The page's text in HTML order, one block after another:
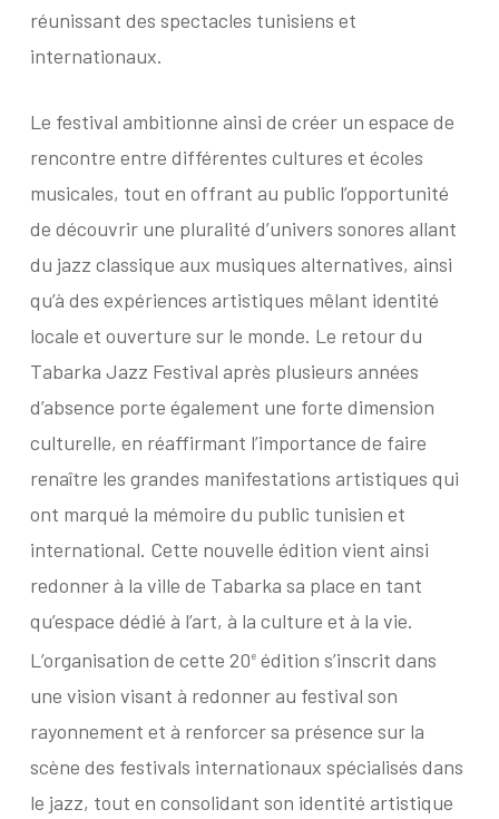
réunissant des spectacles tunisiens et
internationaux.
Le festival ambitionne ainsi de créer un espace de
rencontre entre différentes cultures et écoles
musicales, tout en offrant au public l’opportunité
de découvrir une pluralité d’univers sonores allant
du jazz classique aux musiques alternatives, ainsi
qu’à des expériences artistiques mêlant identité
locale et ouverture sur le monde. Le retour du
Tabarka Jazz Festival après plusieurs années
d’absence porte également une forte dimension
culturelle, en réaffirmant l’importance de faire
renaître les grandes manifestations artistiques qui
ont marqué la mémoire du public tunisien et
international. Cette nouvelle édition vient ainsi
redonner à la ville de Tabarka sa place en tant
qu’espace dédié à l’art, à la culture et à la vie.
L’organisation de cette 20eédition s’inscrit dans
une vision visant à redonner au festival son
rayonnement et à renforcer sa présence sur la
scène des festivals internationaux spécialisés dans
le jazz, tout en consolidant son identité artistique